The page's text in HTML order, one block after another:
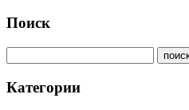
Поиск
Категории